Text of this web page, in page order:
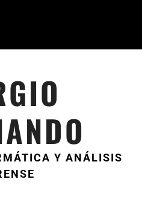
Y ANÁLISIS